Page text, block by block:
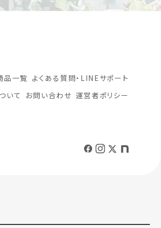
品一覧 よくある質問・LINEサポート
いて お問い合わせ 運営者ポリシー